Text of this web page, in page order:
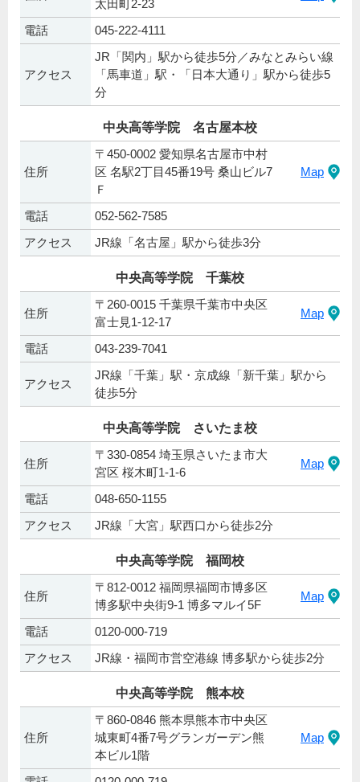
太田町2-23
電話 045-222-4111
アクセス
JR「関内」駅から徒歩5分／みなとみらい線
「馬車道」駅・「日本大通り」駅から徒歩5
分
中央高等学院 名古屋本校
住所
〒450-0002 愛知県名古屋市中村
区 名駅2丁目45番19号 桑山ビル7
Ｆ
Map
電話
052-562-7585
アクセス
JR線「名古屋」駅から徒歩3分
中央高等学院 千葉校
住所
〒260-0015 千葉県千葉市中央区
富士見1-12-17
Map
電話 043-239-7041
アクセス
JR線「千葉」駅・京成線「新千葉」駅から
徒歩5分
中央高等学院 さいたま校
住所
〒330-0854 埼玉県さいたま市大
宮区 桜木町1-1-6
Map
電話
048-650-1155
アクセス
JR線「大宮」駅西口から徒歩2分
中央高等学院 福岡校
住所
〒812-0012 福岡県福岡市博多区
博多駅中央街9-1 博多マルイ5F
Map
電話
0120-000-719
アクセス
JR線・福岡市営空港線 博多駅から徒歩2分
中央高等学院 熊本校
住所
〒860-0846 熊本県熊本市中央区
城東町4番7号グランガーデン熊
本ビル1階
Map